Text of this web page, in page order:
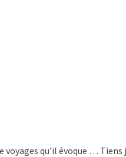
qu’il évoque … Tiens